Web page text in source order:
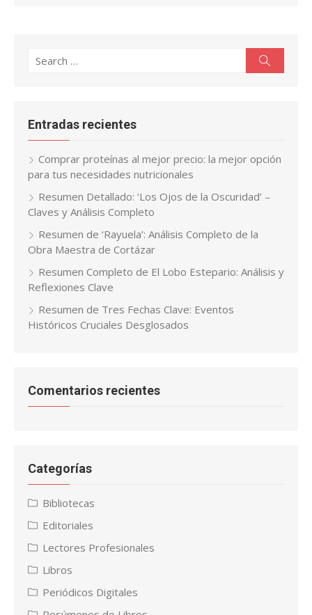
Search
Entradas recientes
Comprar proteínas al mejor precio: la mejor opción
para tus necesidades nutricionales
Resumen Detallado: ‘Los Ojos de la Oscuridad’ –
Claves y Análisis Completo
Resumen de ‘Rayuela’: Análisis Completo de la
Obra Maestra de Cortázar
Resumen Completo de El Lobo Estepario: Análisis y
Reflexiones Clave
Resumen de Tres Fechas Clave: Eventos
Históricos Cruciales Desglosados
Comentarios recientes
Categorías
Bibliotecas
Editoriales
Lectores Profesionales
Libros
Periódicos Digitales